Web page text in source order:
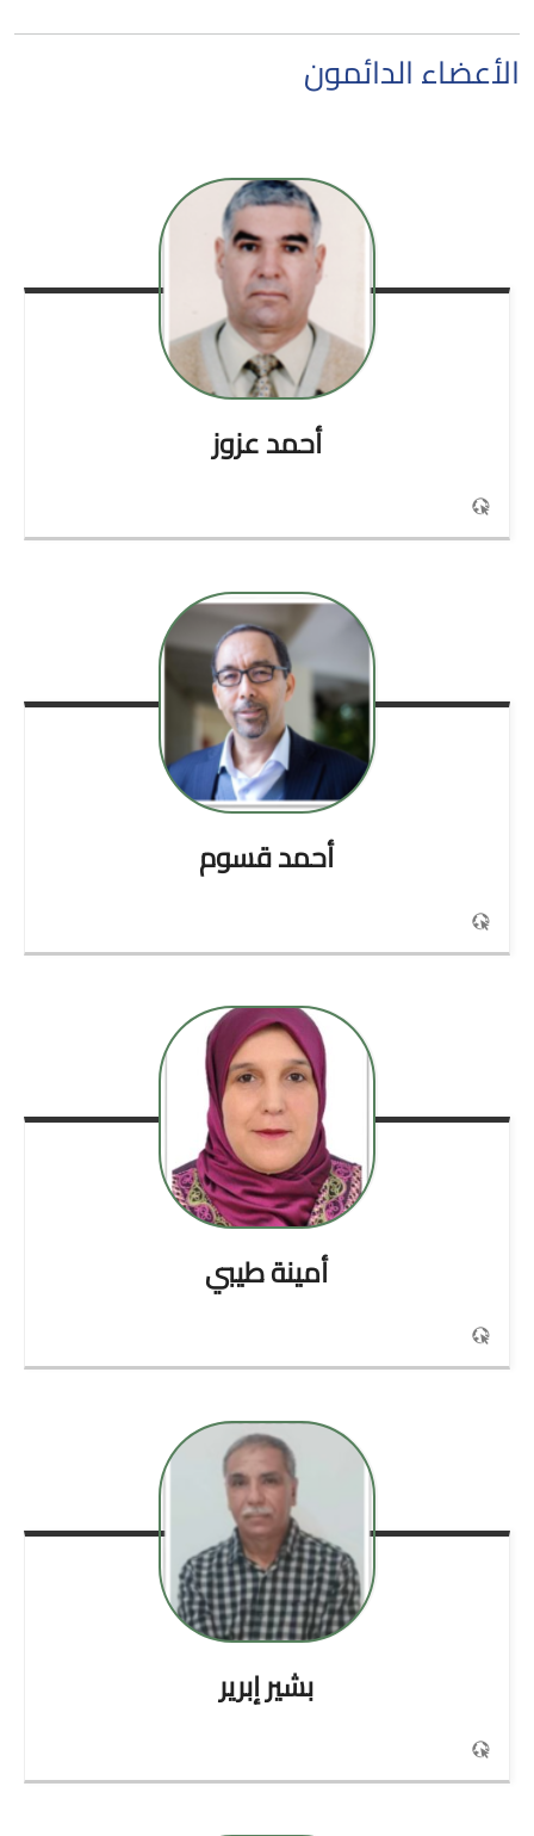
الأعضاء الدائمون
أحمدعزوز
أحمدقسوم
أمينةطيبي
بشيرإبرير